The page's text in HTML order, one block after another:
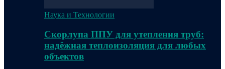
Наука и Технологии
Скорлупа ППУ для утепления труб:
надёжная теплоизоляция для любых
объектов